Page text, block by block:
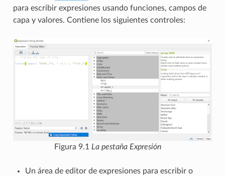
para escribir expresiones usando funciones, campos de
capa y valores. Contiene los siguientes controles:
Figura 9.1 La pestaña Expresión
Un área de editor de expresiones para escribir o